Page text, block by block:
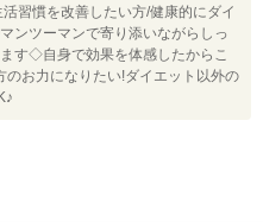
習慣を改善したい方/健康的にダイ
ンツーマンで寄り添いながらしっ
す◇自身で効果を体感したからこ
のお力になりたい!ダイエット以外の